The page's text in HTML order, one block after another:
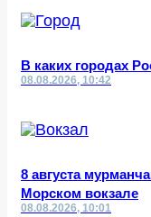
В каких городах
08.08.2026, 10:42
8 августа
Морском вокзале
08.08.2026, 10:01